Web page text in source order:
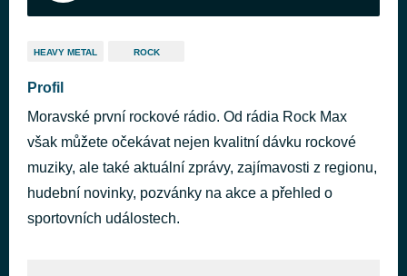
HEAVY METAL ROCK
Profil
Moravské první rockové rádio. Od rádia Rock Max
však můžete očekávat nejen kvalitní dávku rockové
muziky, ale také aktuální zprávy, zajímavosti z regionu,
hudební novinky, pozvánky na akce a přehled o
sportovních událostech.